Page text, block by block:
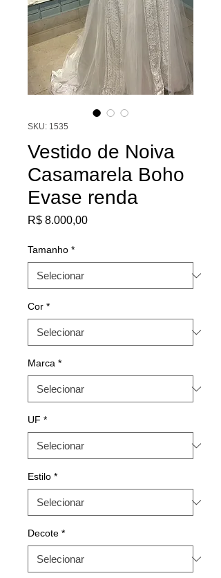
SKU: 1535
Vestido de Noiva
Casamarela Boho
Evase renda
R$ 8.000,00Preço
Tamanho *
Cor *
Marca *
UF *
Estilo *
Decote *